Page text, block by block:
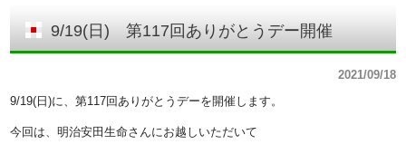
9/19(日) 第117回ありがとうデー開催
2021/09/18
9/19(日)に、第117回ありがとうデーを開催します。
今回は、明治安田生命さんにお越しいただいて